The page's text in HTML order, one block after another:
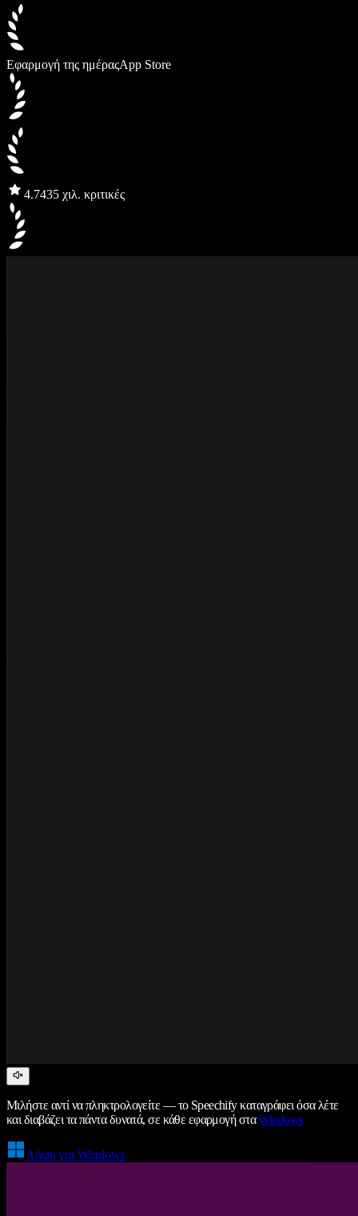
Εφαρμογή της ημέραςApp Store
4.7435 χιλ. κριτικές
Μιλήστε αντί να πληκτρολογείτε — το Speechify καταγράφει όσα λέτε
και διαβάζει τα πάντα δυνατά, σε κάθε εφαρμογή σταWindows
Λήψη για Windows